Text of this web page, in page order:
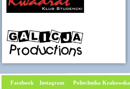
Facebook Instagram Poliechnika Krakowska